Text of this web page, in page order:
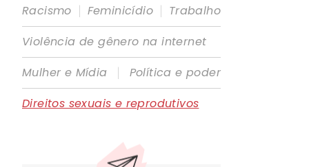
Racismo | Feminicídio | Trabalho
Violência de gênero na internet
Mulher e Mídia
|
Política e poder
Direitos sexuais e reprodutivos